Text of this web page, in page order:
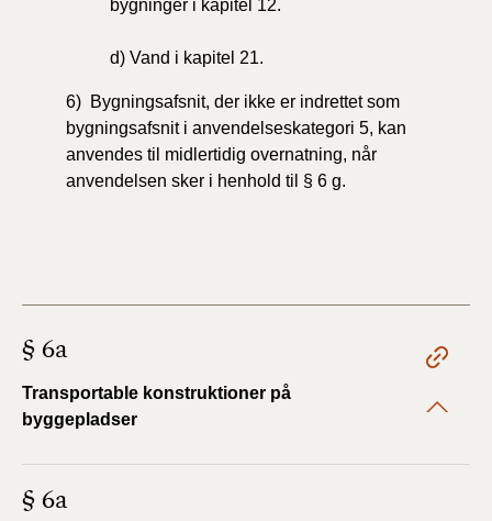
bygninger i kapitel 12.
d) Vand i kapitel 21.
6) Bygningsafsnit, der ikke er indrettet som
bygningsafsnit i anvendelseskategori 5, kan
anvendes til midlertidig overnatning, når
anvendelsen sker i henhold til § 6 g.
§ 6a
Transportable konstruktioner på
byggepladser
§ 6a